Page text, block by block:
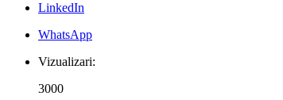
LinkedIn
WhatsApp
Vizualizari:
3000